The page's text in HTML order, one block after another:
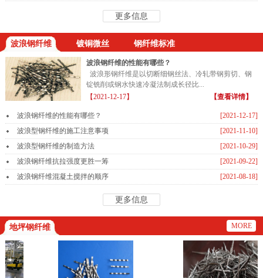
更多信息
波浪钢纤维 镀铜微丝 钢纤维标准
波浪钢纤维的性能有哪些？
波浪形钢纤维是以切断细钢丝法、冷轧带钢剪切、钢
锭铣削或钢水快速冷凝法制成长径比...
【2021-12-17】
【查看详情】
[2021-12-17]
波浪钢纤维的性能有哪些？
[2021-11-10]
波浪型钢纤维的施工注意事项
[2021-10-29]
波浪型钢纤维的制造方法
[2021-09-22]
波浪钢纤维抗拉强度更胜一筹
[2021-08-18]
波浪钢纤维混凝土搅拌的顺序
更多信息
地坪钢纤维 MORE